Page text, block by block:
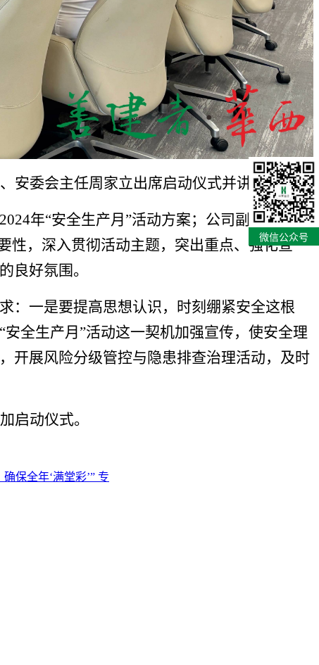
、 安委会主任周家立出席启动仪式并讲话。
2024年“安全生产月”活动方案；公司副总经理、
性，深入贯彻活动主题，突出重点、强化宣
良好氛围。
： 一是要提高思想认识，时刻绷紧安全这根
“安全生产月 ”活动这一契机加强宣传，使安全理
开展风险分级管控与隐患排查治理活动，及时
启动仪式。
保全年‘满堂彩’” 专
微信公众号